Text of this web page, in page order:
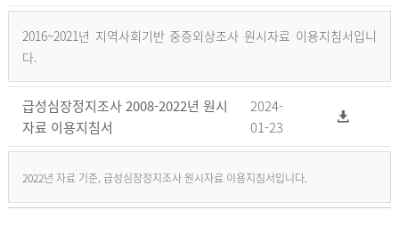
2016~2021년 지역사회기반 중증외상조사 원시자료 이용지침서입니
다.
급성심장정지조사 2008-2022년 원시
자료 이용지침서
2024-
01-23
2022년 자료 기준, 급성심장정지조사 원시자료 이용지침서입니다.